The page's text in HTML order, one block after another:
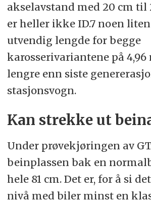
akselavstand med 20 cm til
er heller ikke ID.7 noen
utvendig lengde for begge
karosserivariantene på 4,96
lengre enn siste
stasjonsvogn.
Kan strekke ut
Under prøvekjøringen av
beinplassen bak en
hele 81 cm. Det er, for å si
nivå med biler minst en